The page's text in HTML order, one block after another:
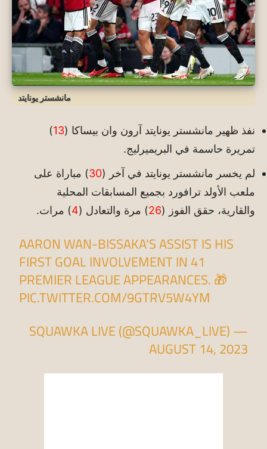
مانشستر يونايتد
نفذ ظهير مانشستر يونايتد آرون وان بيساكا (13
)
تمريرة حاسمة في البريميرليج.
لم يخسر مانشستر يونايتد في آخر (30) مباراة على
ملعب الأولد ترافورد بجميع المسابقات المحلية
والقارية، حقق الفوز (26) مرة والتعادل (4) مرات.
AARON WAN-BISSAKA'S ASSIST IS HIS
FIRST GOAL INVOLVEMENT IN 41
PREMIER LEAGUE APPEARANCES. 🎁
PIC.TWITTER.COM/9GTRV5W4YM
— SQUAWKA LIVE (@SQUAWKA_LIVE)
AUGUST 14, 2023